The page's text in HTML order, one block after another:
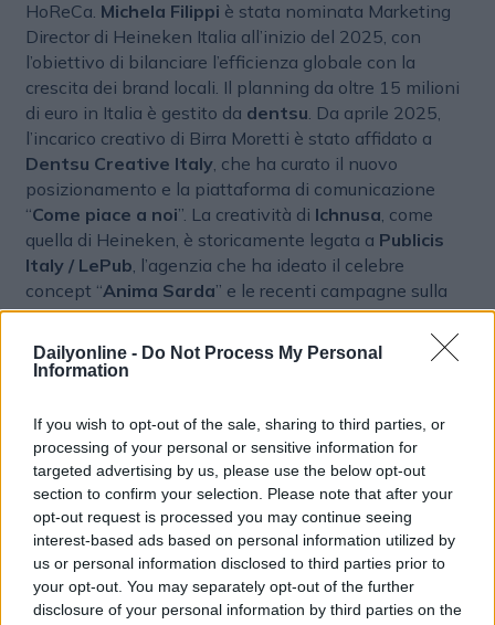
Dailyonline - Do Not Process My Personal
Information
If you wish to opt-out of the sale, sharing to third parties, or
processing of your personal or sensitive information for
targeted advertising by us, please use the below opt-out
section to confirm your selection. Please note that after your
opt-out request is processed you may continue seeing
interest-based ads based on personal information utilized by
us or personal information disclosed to third parties prior to
your opt-out. You may separately opt-out of the further
disclosure of your personal information by third parties on the
HoReCa. Michela Filippi è stata nominata Marketing
Director di Heineken Italia all’inizio del 2025, con
l’obiettivo di bilanciare l’efficienza globale con la
crescita dei brand locali. Il planning da oltre 15 milioni
di euro in Italia è gestito da dentsu. Da aprile 2025,
l’incarico creativo di Birra Moretti è stato affidato a
Dentsu Creative Italy, che ha curato il nuovo
posizionamento e la piattaforma di comunicazione
“Come piace a noi”. La creatività di Ichnusa, come
quella di Heineken, è storicamente legata a Publicis
Italy / LePub, l’agenzia che ha ideato il celebre
concept “Anima Sarda” e le recenti campagne sulla
sostenibilità in collaborazione conLegambiente.
I commenti
Heineken dichiara: “Questo rappresenta un passo
significativo nella strategia di crescita EverGreen 2030
di Heineken e nell’ambizione di costruire un modello di
agenzia più snello, efficace e a prova di futuro,
progettato per offrire un maggiore impatto creativo,
efficienza operativa e coerenza su larga scala. Il
passaggio a un numero minore di agenzie partner, ma
di qualità superiore e di dimensioni maggiori, fa parte